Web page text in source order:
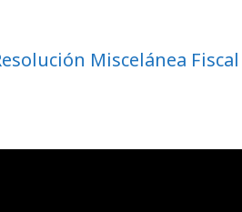
Miscelánea Fiscal